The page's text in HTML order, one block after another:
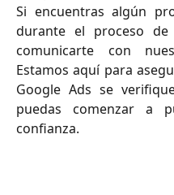
Si encuentras algún
durante el proceso
comunicarte con
Estamos aquí para
Google Ads se
puedas comenzar a
confianza.